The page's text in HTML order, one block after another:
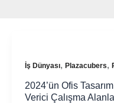
İş Dünyası, Plazacubers,
2024’ün Ofis
Verici Çalışma